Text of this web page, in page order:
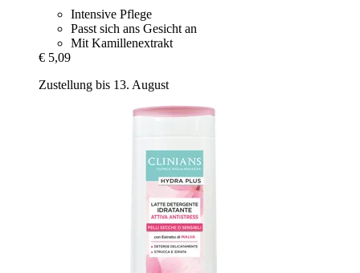
Intensive Pflege
Passt sich ans Gesicht an
Mit Kamillenextrakt
€ 5,09
Zustellung bis 13. August